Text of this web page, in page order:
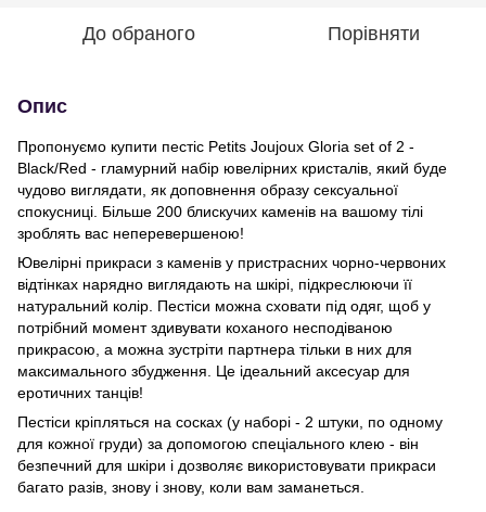
До обраного Порівняти
Опис
Пропонуємо купити пестіс Petits Joujoux Gloria set of 2 -
Black/Red - гламурний набір ювелірних кристалів, який буде
чудово виглядати, як доповнення образу сексуальної
спокусниці. Більше 200 блискучих каменів на вашому тілі
зроблять вас неперевершеною!
Ювелірні прикраси з каменів у пристрасних чорно-червоних
відтінках нарядно виглядають на шкірі, підкреслюючи її
натуральний колір. Пестіси можна сховати під одяг, щоб у
потрібний момент здивувати коханого несподіваною
прикрасою, а можна зустріти партнера тільки в них для
максимального збудження. Це ідеальний аксесуар для
еротичних танців!
Пестіси кріпляться на сосках (у наборі - 2 штуки, по одному
для кожної груди) за допомогою спеціального клею - він
безпечний для шкіри і дозволяє використовувати прикраси
багато разів, знову і знову, коли вам заманеться.